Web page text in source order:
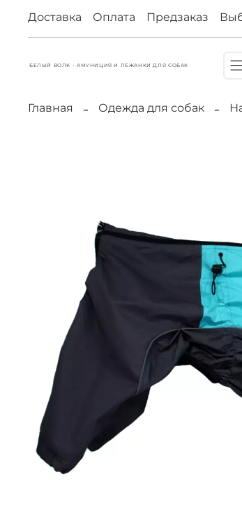
Доставка Оплата Предзаказ
БЕЛЫЙ ВОЛК - АМУНИЦИЯ И ЛЕЖАНКИ ДЛЯ СОБАК
Главная Одежда для собак